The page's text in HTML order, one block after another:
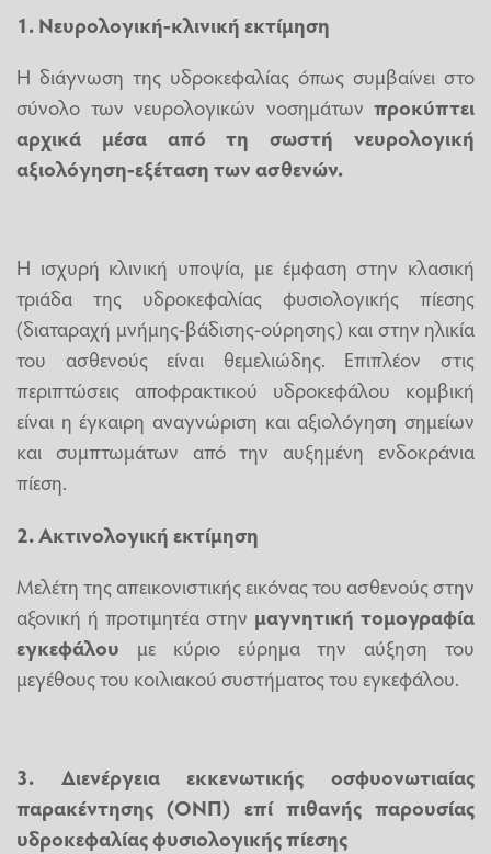
1. Νευρολογική-κλινική εκτίμηση
Η διάγνωση της υδροκεφαλίας όπως συμβαίνει στο
σύνολο των νευρολογικών νοσημάτων προκύπτει
αρχικά μέσα από τη σωστή νευρολογική
αξιολόγηση-εξέταση των ασθενών.
Η ισχυρή κλινική υποψία, με έμφαση στην κλασική
τριάδα της υδροκεφαλίας φυσιολογικής πίεσης
(διαταραχή μνήμης-βάδισης-ούρησης) και στην ηλικία
του ασθενούς είναι θεμελιώδης. Επιπλέον στις
περιπτώσεις αποφρακτικού υδροκεφάλου κομβική
είναι η έγκαιρη αναγνώριση και αξιολόγηση σημείων
και συμπτωμάτων από την αυξημένη ενδοκράνια
πίεση.
2. Ακτινολογική εκτίμηση
Μελέτη της απεικονιστικής εικόνας του ασθενούς στην
αξονική ή προτιμητέα στην μαγνητική τομογραφία
εγκεφάλου με κύριο εύρημα την αύξηση του
μεγέθους του κοιλιακού συστήματος του εγκεφάλου.
3. Διενέργεια εκκενωτικής οσφυονωτιαίας
παρακέντησης (ΟΝΠ) επί πιθανής παρουσίας
υδροκεφαλίας φυσιολογικής πίεσης